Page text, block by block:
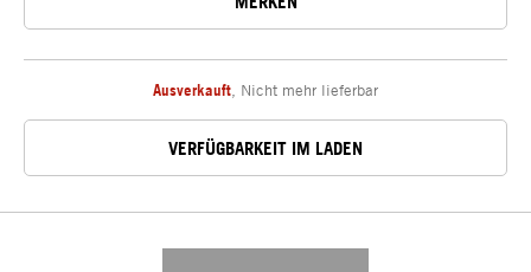
Ausverkauft Nicht mehr lieferbar
VERFÜGBARKEIT IM LADEN